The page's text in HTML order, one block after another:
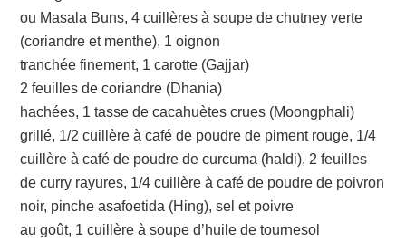
ou Masala Buns, 4 cuillères à soupe de chutney verte
(coriandre et menthe), 1 oignon
tranchée finement, 1 carotte (Gajjar)
2 feuilles de coriandre (Dhania)
hachées, 1 tasse de cacahuètes crues (Moongphali)
grillé, 1/2 cuillère à café de poudre de piment rouge, 1/4
cuillère à café de poudre de curcuma (haldi), 2 feuilles
de curry rayures, 1/4 cuillère à café de poudre de poivron
noir, pinche asafoetida (Hing), sel et poivre
au goût, 1 cuillère à soupe d’huile de tournesol